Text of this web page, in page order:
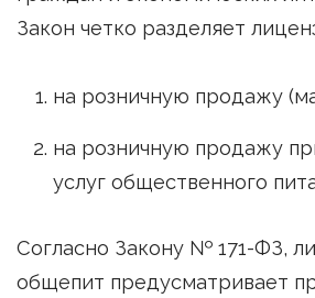
Закон четко разделяет
на розничную продажу
на розничную продажу
услуг общественного
Согласно Закону № 171-ФЗ,
общепит предусматривает